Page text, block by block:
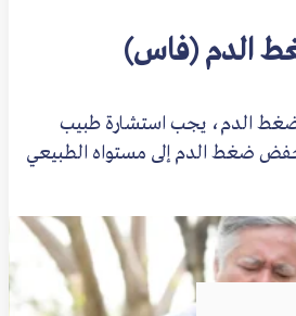
الدم (فاس)
ضغط الدم، يجب استشارة طبيب
ضغط الدم إلى مستواه الطبيعي